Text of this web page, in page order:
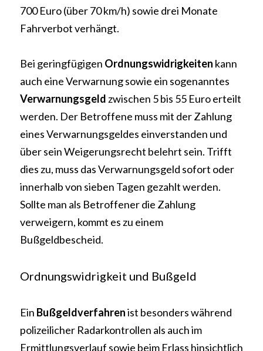
700 Euro (über 70 km/h) sowie drei Monate
Fahrverbot verhängt.
Bei geringfügigen Ordnungswidrigkeiten kann
Verwarnungsgeld zwischen 5 bis 55 Euro erteilt
werden. Der Betroffene muss mit der Zahlung
eines Verwarnungsgeldes einverstanden und
über sein Weigerungsrecht belehrt sein. Trifft
dies zu, muss das Verwarnungsgeld sofort oder
innerhalb von sieben Tagen gezahlt werden.
Sollte man als Betroffener die Zahlung
verweigern, kommt es zu einem
Bußgeldbescheid.
Ordnungswidrigkeit und Bußgeld
Ein Bußgeldverfahren ist besonders während
polizeilicher Radarkontrollen als auch im
Ermittlungsverlauf sowie beim Erlass hinsichtlich